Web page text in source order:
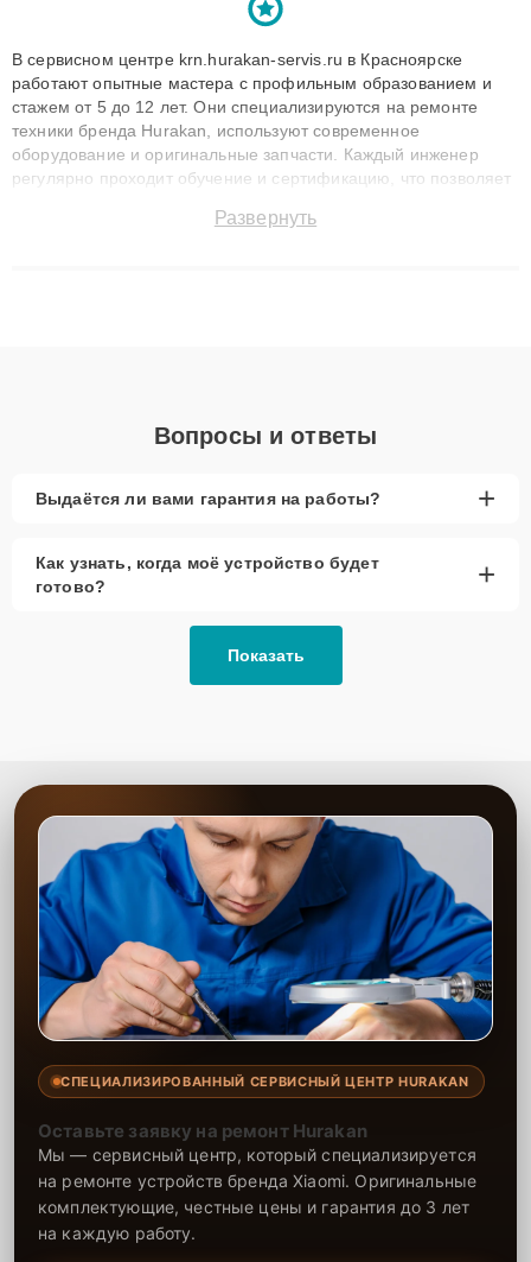
В сервисном центре krn.hurakan-servis.ru в Красноярске
работают опытные мастера с профильным образованием и
стажем от 5 до 12 лет. Они специализируются на ремонте
техники бренда Hurakan, используют современное
оборудование и оригинальные запчасти. Каждый инженер
регулярно проходит обучение и сертификацию, что позволяет
технику с сохранением гарантии до 3 лет. Наши мастера
Развернуть
Вопросы и ответы
Выдаётся ли вами гарантия на работы? +
Как узнать, когда моё устройство будет
готово?
+
Показать
СПЕЦИАЛИЗИРОВАННЫЙ СЕРВИСНЫЙ ЦЕНТР HURAKAN
Оставьте заявку на ремонт Hurakan
Мы — сервисный центр, который специализируется
на ремонте устройств бренда Xiaomi. Оригинальные
комплектующие, честные цены и гарантия до 3 лет
на каждую работу.